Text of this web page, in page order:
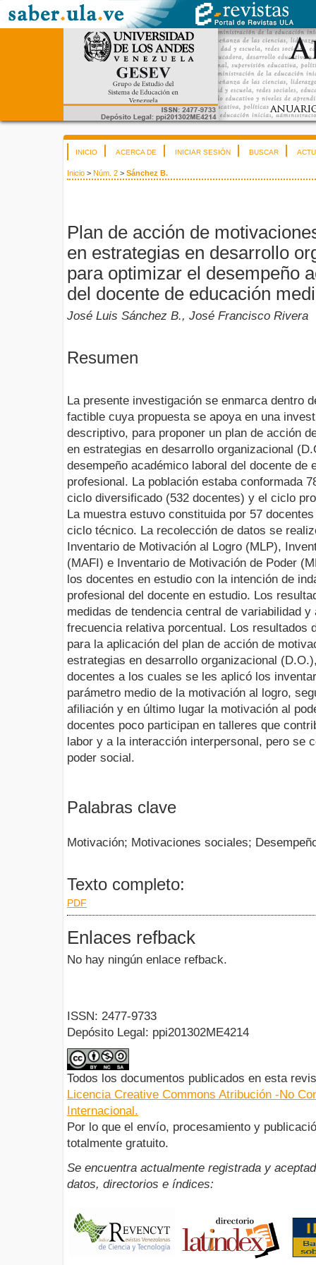
INICIO ACERCA DE INICIAR SESIÓN BUSCAR
Inicio > Núm. 2 > Sánchez B.
Plan de acción de
en estrategias en desarrollo
para optimizar el desempeño
del docente de educación
José Luis Sánchez B., José Francisco Rivera
Resumen
La presente investigación se enmarca dentro
factible cuya propuesta se apoya en una
descriptivo, para proponer un plan de acción
en estrategias en desarrollo organizacional
desempeño académico laboral del docente de
profesional. La población estaba conformada
ciclo diversificado (532 docentes) y el ciclo
La muestra estuvo constituida por 57
ciclo técnico. La recolección de datos se
Inventario de Motivación al Logro (MLP),
(MAFI) e Inventario de Motivación de Poder
los docentes en estudio con la intención de
profesional del docente en estudio. Los
medidas de tendencia central de variabilidad
frecuencia relativa porcentual. Los resultados
para la aplicación del plan de acción de
estrategias en desarrollo organizacional
docentes a los cuales se les aplicó los
parámetro medio de la motivación al logro,
afiliación y en último lugar la motivación al
docentes poco participan en talleres que
labor y a la interacción interpersonal, pero se
poder social.
Palabras clave
Motivación; Motivaciones sociales;
Texto completo:
PDF
Enlaces refback
No hay ningún enlace refback.
ISSN: 2477-9733
Depósito Legal: ppi201302ME4214
Todos los documentos publicados en esta
Licencia Creative Commons Atribución -No
Internacional.
Por lo que el envío, procesamiento y
totalmente gratuito.
Se encuentra actualmente registrada y
datos, directorios e índices: